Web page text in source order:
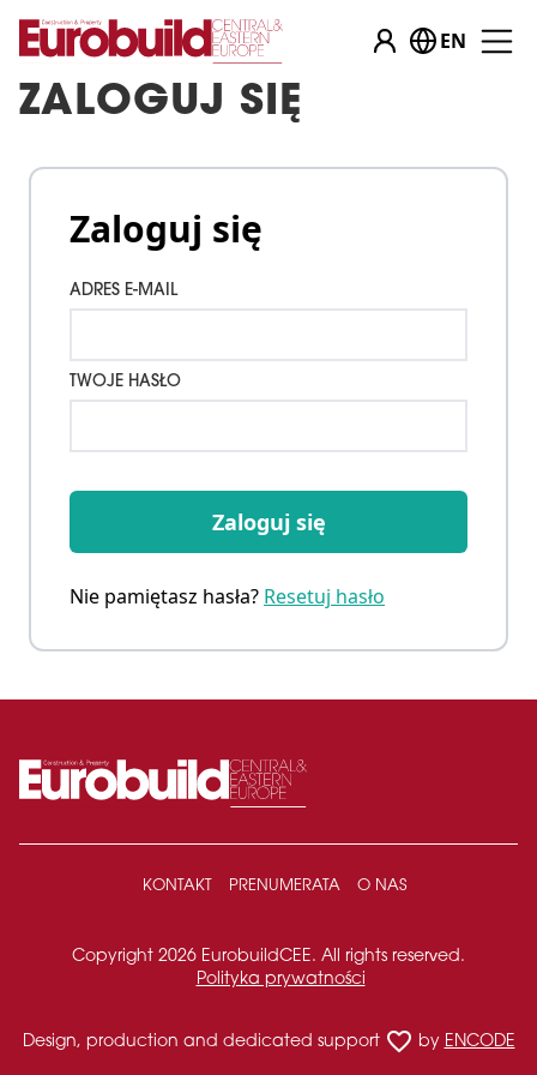
EN
ZALOGUJ SIĘ
Zaloguj się
ADRES E-MAIL
TWOJE HASŁO
Zaloguj się
Nie pamiętasz hasła? Resetuj hasło
KONTAKT PRENUMERATA O NAS
Copyright 2026 EurobuildCEE. All rights reserved.
Polityka prywatności
Design, production and dedicated support favorite_border by ENCODE